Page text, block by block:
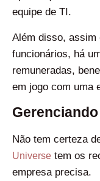
equipe de TI.
Além disso, assim
funcionários, há
remuneradas,
em jogo com uma
Não tem certeza
Universe tem os
empresa precisa.